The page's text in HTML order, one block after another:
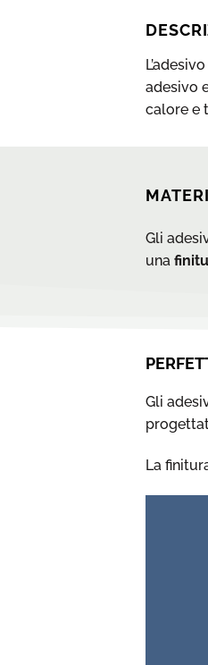
adesivo
calore e
Gli
una
Gli
La